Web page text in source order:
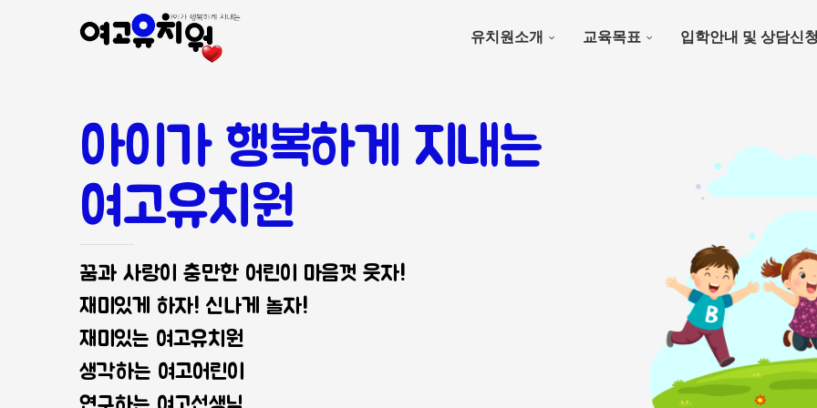
유치원소개 교육목표 입학안내 및 상담신
아이가 행복하게 지내는
여고유치원
꿈과 사랑이 충만한 어린이 마음껏 웃자!
재미있게 하자! 신나게 놀자!
재미있는 여고유치원
생각하는 여고어린이